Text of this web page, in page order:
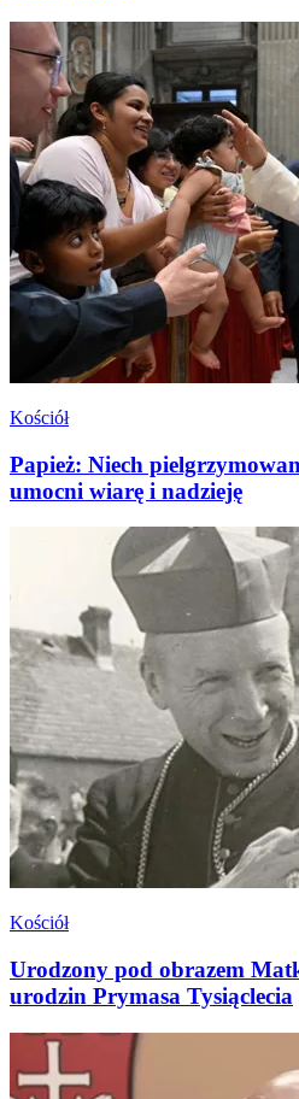
Kościół
Papież: Niech
umocni wiarę i nadzieję
Kościół
Urodzony pod obrazem
urodzin Prymasa Tysiąclecia